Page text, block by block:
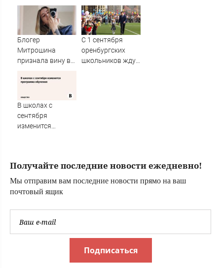
этом учебном
году будут
длиннее зимних
Блогер
Митрошина
признала вину в
С 1 сентября
оренбургских
школьников ждут
В школах с
сентября
изменится
Получайте последние новости ежедневно!
Мы отправим вам последние новости прямо на ваш
почтовый ящик
Подписаться